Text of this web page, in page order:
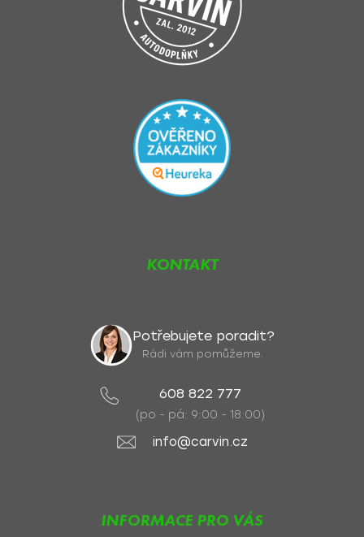
KONTAKT
Potřebujete poradit?
Rádi vám pomůžeme.
608 822 777
(po - pá: 9:00 - 18:00)
info@carvin.cz
INFORMACE PRO VÁS